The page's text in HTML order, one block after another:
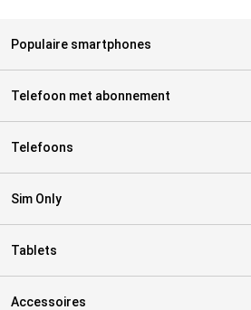
Populaire smartphones
Telefoon met abonnement
Telefoons
Sim Only
Tablets
Accessoires